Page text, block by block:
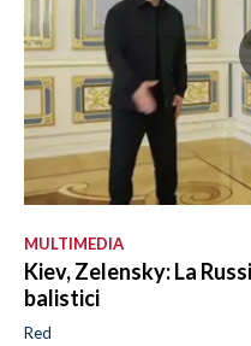
MULTIMEDIA
Kiev, Zelensky: La
balistici
Red